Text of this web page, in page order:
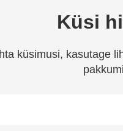
Küsi
küsimusi, kasutage